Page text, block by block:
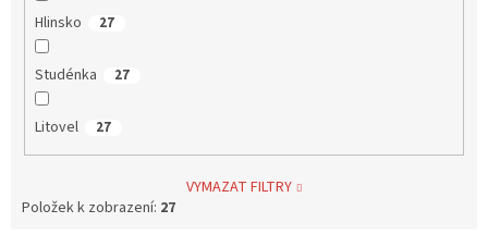
Hlinsko 27
Studénka 27
Litovel 27
VYMAZAT FILTRY
Položek k zobrazení: 27